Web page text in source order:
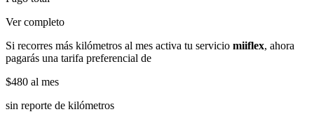
Ver completo
Si recorres más kilómetros al mes activa tu servicio miiflex, ahora
pagarás una tarifa preferencial de
$480 al mes
sin reporte de kilómetros